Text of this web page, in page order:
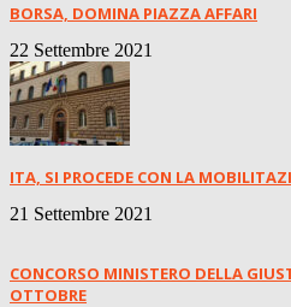
BORSA, DOMINA PIAZZA AFFARI
22 Settembre 2021
ITA, SI PROCEDE CON LA
21 Settembre 2021
CONCORSO MINISTERO DELLA
OTTOBRE